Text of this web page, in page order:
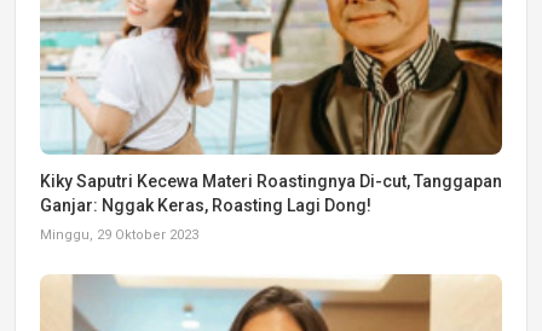
Kiky Saputri Kecewa Materi Roastingnya Di-cut, Tanggapan
Ganjar: Nggak Keras, Roasting Lagi Dong!
Minggu, 29 Oktober 2023